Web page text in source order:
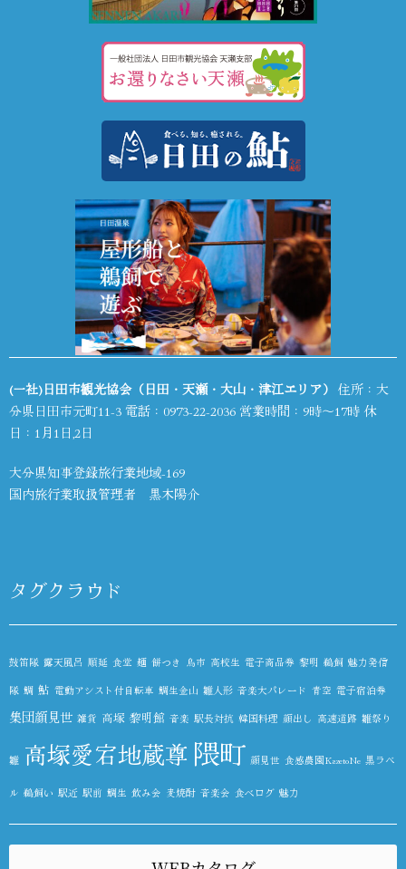
(一社)日田市観光協会（日田・天瀬・大山・津江エリア） 住所：大
分県日田市元町11-3 電話： 0973-22-2036 営業時間：9時～17時 休
日：1月1日,2日
大分県知事登録旅行業地域-169
国内旅行業取扱管理者 黒木陽介
タグクラウド
鼓笛隊 露天風呂 順延 食堂 麺 餅つき 鳥市 高校生 電子商品券 黎明 鵜飼 魅力発信
隊 鯛 鮎 電動アシスト付自転車 鯛生金山 雛人形 音楽大パレード 青空 電子宿泊券
集団顔見世 雑貨 高塚 黎明館 音楽 駅長対抗 韓国料理 顔出し 高速道路 雛祭り
雛 高塚愛宕地蔵尊 隈町 顔見世 食感農園KazetoNe 黒ラベ
ル 鵜飼い 駅近 駅前 鯛生 飲み会 麦焼酎 音楽会 食べログ 魅力